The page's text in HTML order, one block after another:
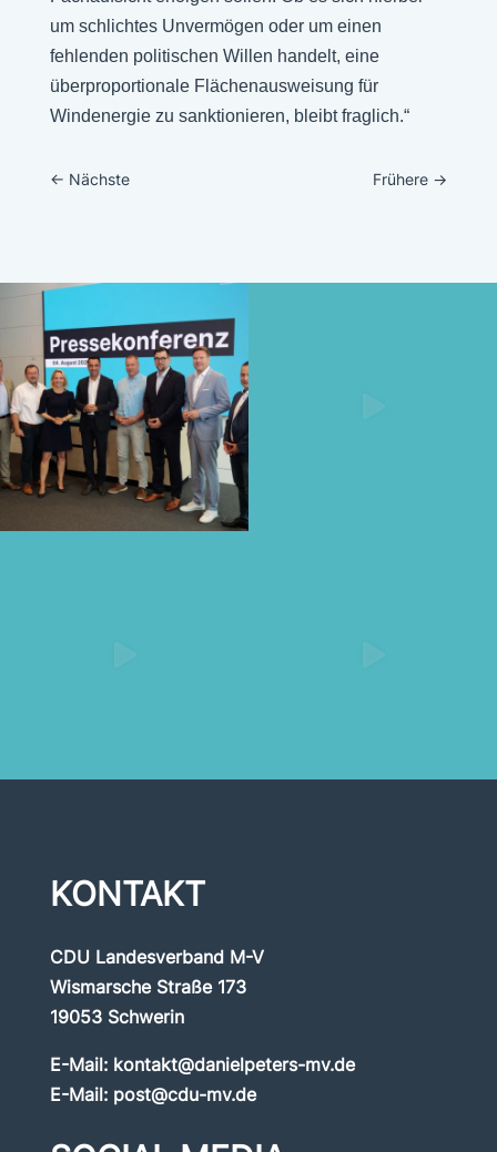
um schlichtes Unvermögen oder um einen
fehlenden politischen Willen handelt, eine
überproportionale Flächenausweisung für
Windenergie zu sanktionieren, bleibt fraglich.“
← Nächste Frühere →
KONTAKT
CDU Landesverband M-V
Wismarsche Straße 173
19053 Schwerin
E-Mail: kontakt@danielpeters-mv.de
E-Mail: post@cdu-mv.de